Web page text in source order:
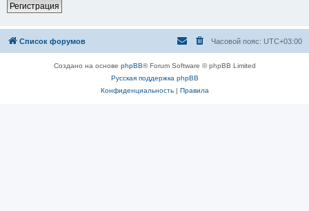
Регистрация
Список форумов Часовой пояс: UTC+03:00
Создано на основе phpBB® Forum Software © phpBB Limited
Русская поддержка phpBB
Конфиденциальность| Правила